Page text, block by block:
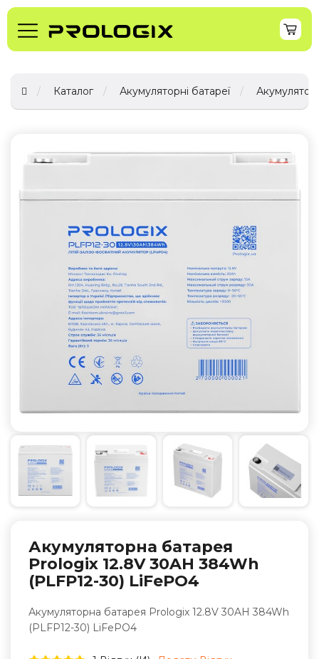
Каталог Акумуляторні батареї
Акумуляторна батарея
Prologix 12.8V 30AH 384Wh
(PLFP12-30) LiFePO4
Акумуляторна батарея Prologix 12.8V 30AH 384Wh
(PLFP12-30) LiFePO4